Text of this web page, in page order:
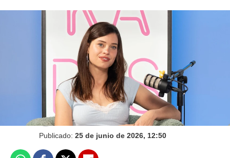
Ya disponible en atresplayer
Camino Sánchez
Publicado: 25 de junio de 2026, 12:50